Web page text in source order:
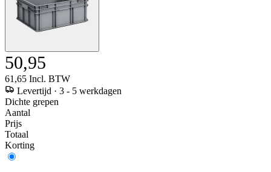
50,95
61,65 Incl. BTW
Levertijd · 3 - 5 werkdagen
Dichte grepen
Aantal
Prijs
Totaal
Korting